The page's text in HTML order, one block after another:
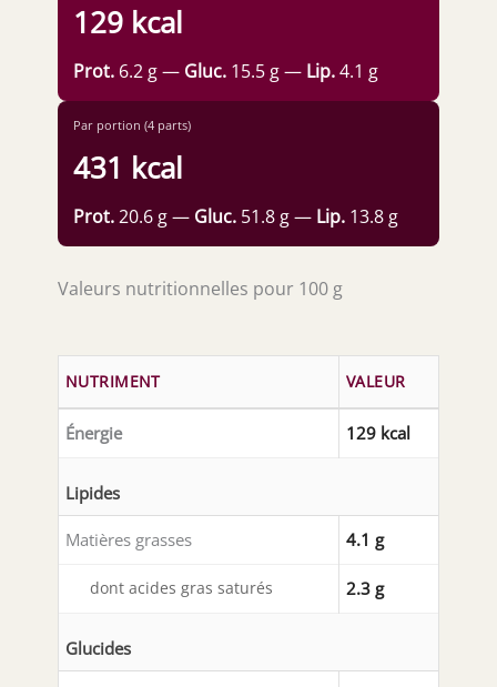
129 kcal
Prot. 6.2 g — Gluc. 15.5 g — Lip.4.1 g
Par portion (4 parts)
431 kcal
Prot.20.6 g — Gluc. 51.8 g — Lip. 13.8 g
Valeurs nutritionnelles pour 100 g
NUTRIMENT VALEUR
Énergie 129 kcal
Lipides
Matières grasses 4.1 g
dont acides gras saturés 2.3 g
Glucides